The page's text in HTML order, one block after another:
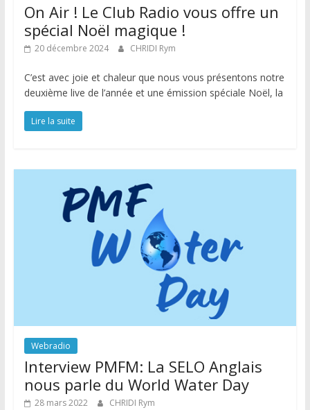
On Air ! Le Club Radio vous offre un
spécial Noël magique !
20 décembre 2024 CHRIDI Rym
C’est avec joie et chaleur que nous vous présentons notre
deuxième live de l’année et une émission spéciale Noël, la
Lire la suite
Webradio
Interview PMFM: La SELO Anglais
nous parle du World Water Day
28 mars 2022 CHRIDI Rym